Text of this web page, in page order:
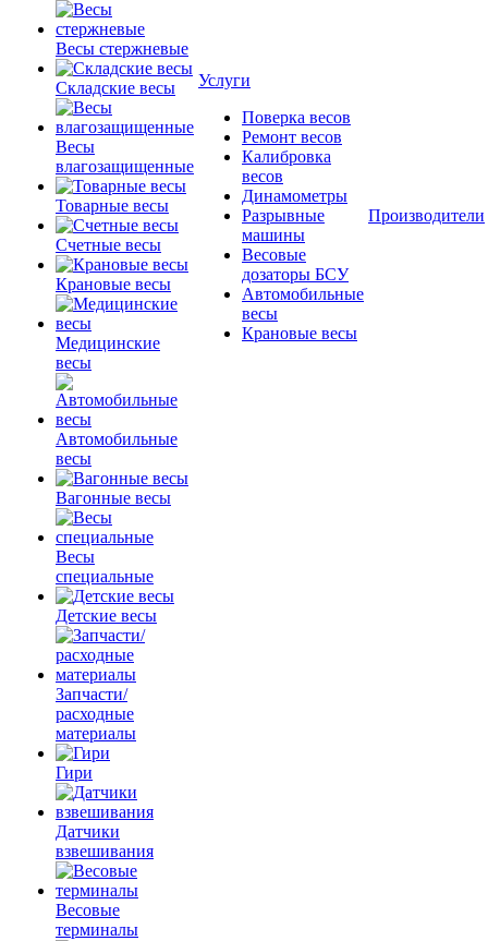
Весы стержневые
Складские весы
Весы
влагозащищенные
Товарные весы
Счетные весы
Крановые весы
Медицинские
весы
Автомобильные
весы
Вагонные весы
Весы
специальные
Детские весы
Запчасти/
расходные
материалы
Гири
Датчики
взвешивания
Весовые
терминалы
Услуги
Поверка весов
Ремонт весов
Калибровка
весов
Динамометры
Разрывные
машины
Весовые
дозаторы БСУ
Автомобильные
весы
Крановые весы
Производители